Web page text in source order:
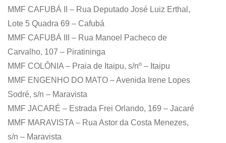
MMF CAFUBÁ II – Rua Deputado José Luiz Erthal,
Lote 5 Quadra 69 – Cafubá
MMF CAFUBÁ III – Rua Manoel Pacheco de
Carvalho, 107 – Piratininga
MMF COLÔNIA – Praia de Itaipu, s/nº – Itaipu
MMF ENGENHO DO MATO – Avenida Irene Lopes
Sodré, s/n – Maravista
MMF JACARÉ – Estrada Frei Orlando, 169 – Jacaré
MMF MARAVISTA – Rua Astor da Costa Menezes,
s/n – Maravista